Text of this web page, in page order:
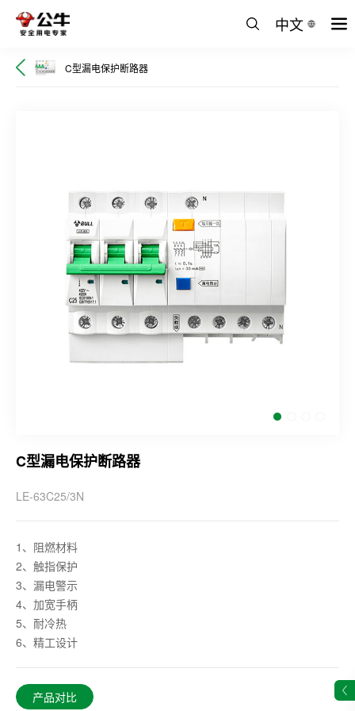
中文
C型漏电保护断路器
C型漏电保护断路器
LE-63C25/3N
1、阻燃材料
2、触指保护
3、漏电警示
4、加宽手柄
5、耐冷热
6、精工设计
产品对比